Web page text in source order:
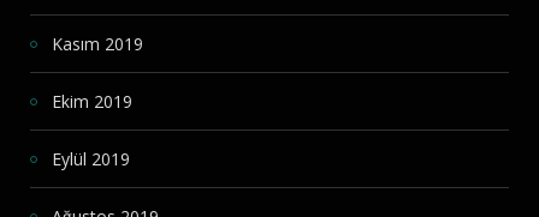
Kasım 2019
Ekim 2019
Eylül 2019